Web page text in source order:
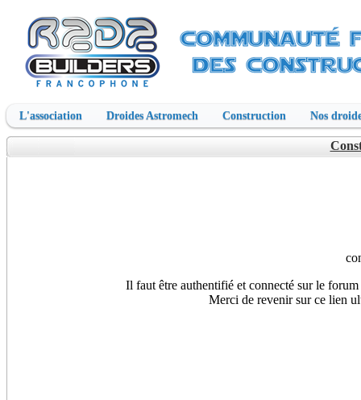
L'association Droides Astromech Construction Nos
Il faut être authentifié et connecté sur le
Merci de revenir sur ce lien